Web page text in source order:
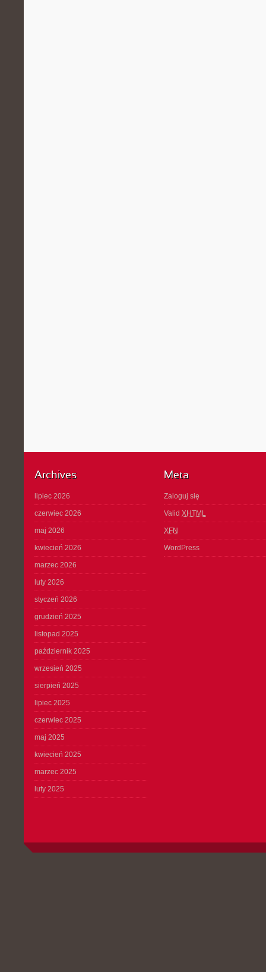
Archives
lipiec 2026
czerwiec 2026
maj 2026
kwiecień 2026
marzec 2026
luty 2026
styczeń 2026
grudzień 2025
listopad 2025
październik 2025
wrzesień 2025
sierpień 2025
lipiec 2025
czerwiec 2025
maj 2025
kwiecień 2025
marzec 2025
luty 2025
Meta
Zaloguj się
Valid XHTML
XFN
WordPress